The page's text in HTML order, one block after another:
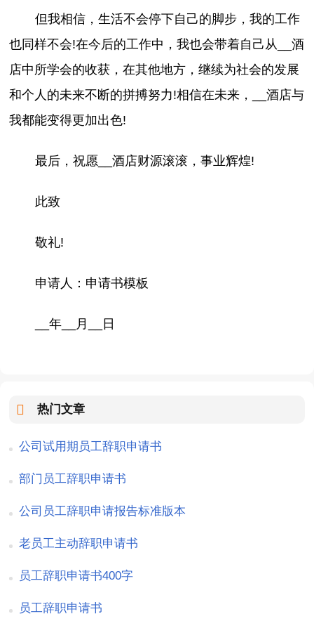
但我相信，生活不会停下自己的脚步，我的工作
也同样不会!在今后的工作中，我也会带着自己从__酒
店中所学会的收获，在其他地方，继续为社会的发展
和个人的未来不断的拼搏努力!相信在未来，__酒店与
我都能变得更加出色!
最后，祝愿__酒店财源滚滚，事业辉煌!
此致
敬礼!
申请人：申请书模板
__年__月__日
热门文章
公司试用期员工辞职申请书
部门员工辞职申请书
公司员工辞职申请报告标准版本
老员工主动辞职申请书
员工辞职申请书400字
员工辞职申请书